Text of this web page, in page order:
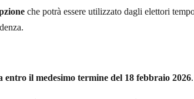
che potrà essere utilizzato dagli elettori
entro il medesimo termine del 18 febbraio 2026.